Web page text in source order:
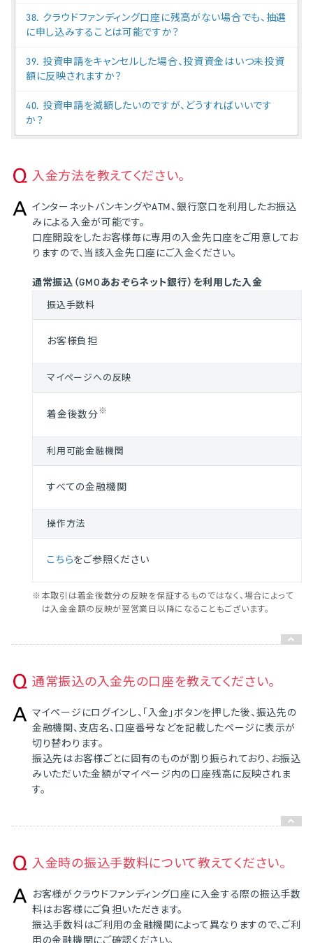
38. クラウドファンディング口座に残高がない場合でも、抽選
に申し込みすることは可能ですか？
39. 投資申請をキャンセルした場合、投資資金はいつ未投資
額に反映されますか？
40. 投資申請を減額したいのですが、どうすればいいです
か？
入金方法を教えてください。
インターネットバンキングやATM、銀行窓口を利用したお振込
みによる入金が可能です。
口座開設をしたお客様毎に専用の入金先口座をご用意してお
りますので、当該入金先口座にご入金ください。
通常振込（GMOあおぞらネット銀行）を利用した入金
振込手数料
お客様負担
マイページへの反映
着金後数分※
利用可能金融機関
すべての金融機関
操作方法
こちらをご参照ください
※本取引は着金後数分の反映を保証するものではなく、場合によって
は入金金額の反映が翌営業日以降になることもございます。
通常振込の入金先の口座を教えてください。
マイページにログインし、「入金」ボタンを押した後、振込先の
金融機関、支店名、口座番号などを記載したページに表示が
切り替わります。
振込先はお客様ごとに固有のものが割り振られており、お振込
みいただいた金額がマイページ内の口座残高に反映されま
す。
入金時の振込手数料について教えてください。
お客様がクラウドファンディング口座に入金する際の振込手数
料はお客様にご負担いただきます。
振込手数料はご利用の金融機関によって異なりますので、ご利